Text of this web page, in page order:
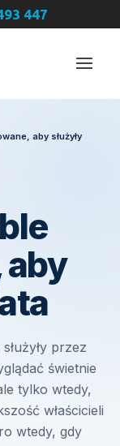
447
aby służyły
przez
świetnie
tylko wtedy,
właścicieli
wtedy, gdy